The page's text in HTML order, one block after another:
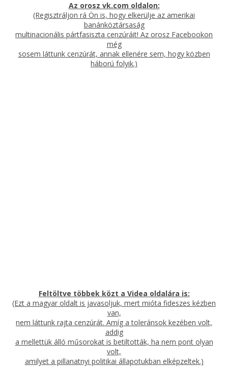
Az orosz vk.com oldalon:
(Regisztráljon rá Ön is, hogy elkerülje az amerikai
banánköztársaság
multinacionális pártfasiszta cenzúráit! Az orosz Facebookon
még
sosem láttunk cenzúrát, annak ellenére sem, hogy közben
háború folyik.)
Feltöltve többek közt a Videa oldalára is:
(Ezt a magyar oldalt is javasoljuk, mert mióta fideszes kézben
van,
nem láttunk rajta cenzúrát. Amíg a toleránsok kezében volt,
addig
a mellettük álló műsorokat is betiltották, ha nem pont olyan
volt,
amilyet a pillanatnyi politikai állapotukban elképzeltek.)